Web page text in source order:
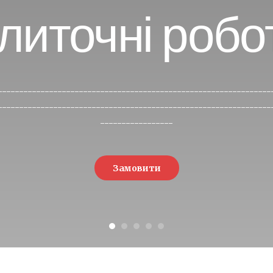
-----------------
Замовити